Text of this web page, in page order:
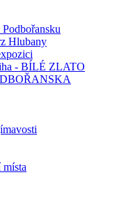
Hlubany
- BÍLÉ ZLATO